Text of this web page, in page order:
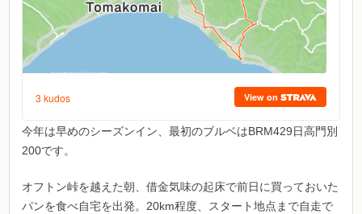
今年は早めのシーズンイン、最初のブルベはBRM429日高門別
200です。
オフトン峠を越えた朝、借金気味の起床で前日に買っておいた
パンを食べ自宅を出発。20km程度、スタート地点まで自走で